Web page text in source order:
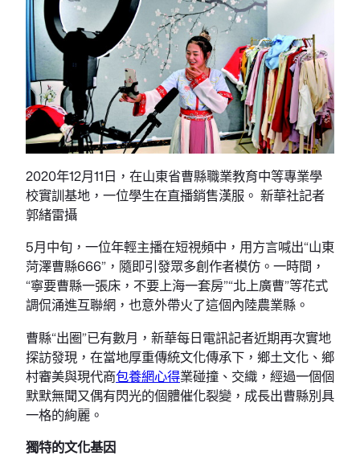
2020年12月11日，在山東省曹縣職業教育中等專業學
校實訓基地，一位學生在直播銷售漢服。 新華社記者
郭緒雷攝
5月中旬，一位年輕主播在短視頻中，用方言喊出“山東
菏澤曹縣666”，隨即引發眾多創作者模仿。一時間，
“寧要曹縣一張床，不要上海一套房”“北上廣曹”等花式
調侃涌進互聯網，也意外帶火了這個內陸農業縣。
曹縣“出圈”已有數月，新華每日電訊記者近期再次實地
探訪發現，在當地厚重傳統文化傳承下，鄉土文化、鄉
村審美與現代商包養網心得業碰撞、交織，經過一個個
默默無聞又偶有閃光的個體催化裂變，成長出曹縣別具
一格的絢麗。
獨特的文化基因